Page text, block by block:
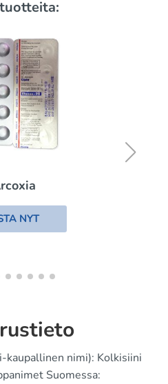
NYT
kaupallinen nimi): Kolkisiini
Suomessa: